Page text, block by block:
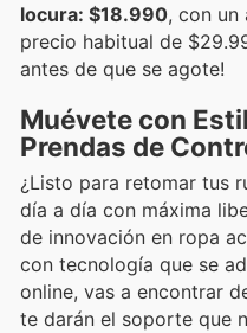
locura: $18.990, con un
precio habitual de
antes de que se agote!
Muévete con
Prendas de
¿Listo para retomar tus
día a día con máxima
de innovación en ropa
con tecnología que se
online, vas a encontrar
te darán el soporte que